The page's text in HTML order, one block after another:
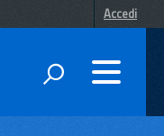
Accedi